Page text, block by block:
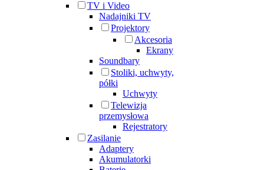
TV i Video
Nadajniki TV
Projektory
Akcesoria
Ekrany
Soundbary
Stoliki, uchwyty,
półki
Uchwyty
Telewizja
przemysłowa
Rejestratory
Zasilanie
Adaptery
Akumulatorki